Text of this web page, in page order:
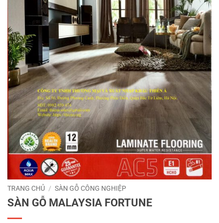
TRANG CHỦ / SÀN GỖ CÔNG NGHIỆP
SÀN GỖ MALAYSIA FORTUNE